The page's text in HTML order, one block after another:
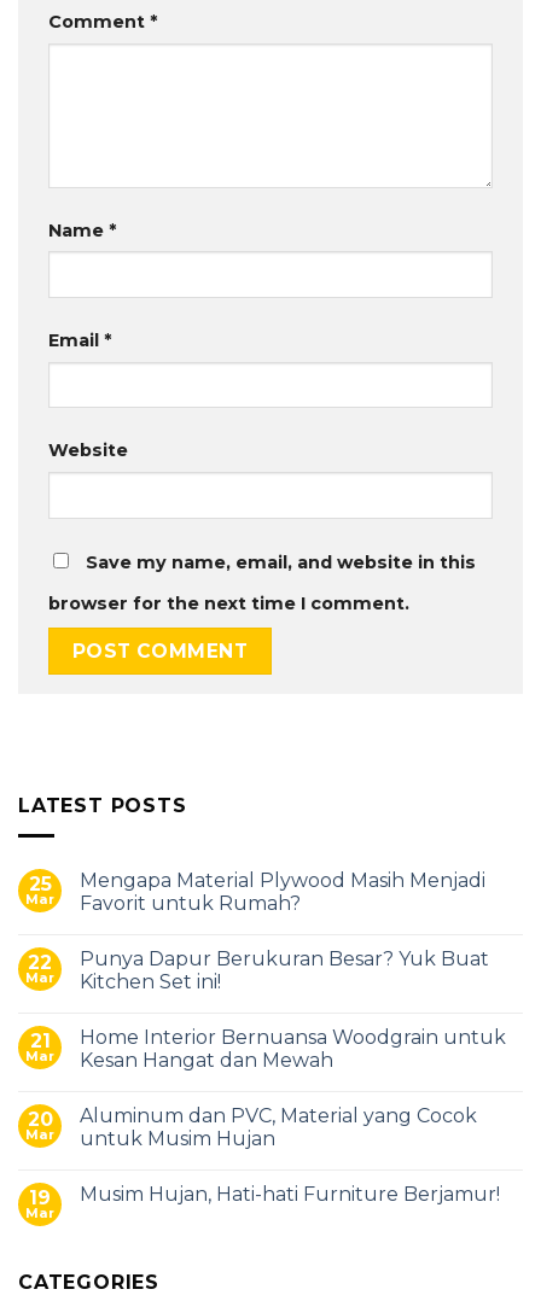
Comment *
Name *
Email *
Website
Save my name, email, and website in this
browser for the next time I comment.
LATEST POSTS
25
Mar
Mengapa Material Plywood Masih Menjadi
Favorit untuk Rumah?
22
Mar
Punya Dapur Berukuran Besar? Yuk Buat
Kitchen Set ini!
21
Mar
Home Interior Bernuansa Woodgrain untuk
Kesan Hangat dan Mewah
20
Mar
Aluminum dan PVC, Material yang Cocok
untuk Musim Hujan
19
Mar
Musim Hujan, Hati-hati Furniture Berjamur!
CATEGORIES